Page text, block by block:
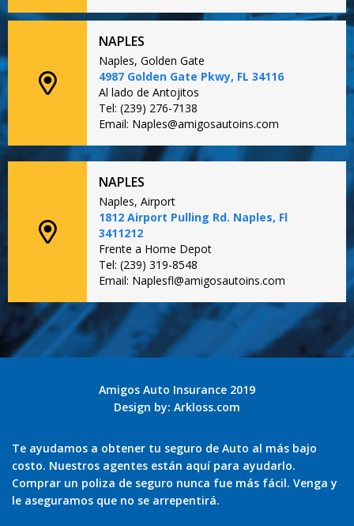
NAPLES
Naples, Golden Gate
4987 Golden Gate Pkwy, FL 34116
Al lado de Antojitos
Tel: (239) 276-7138
Email: Naples@amigosautoins.com
NAPLES
Naples, Airport
1812 Airport Pulling Rd. Naples, Fl
3411212
Frente a Home Depot
Tel: (239) 319-8548
Email: Naplesfl@amigosautoins.com
Amigos Auto Insurance 2019
Design by: Arkloss.com
Te ayudamos a obtener tu seguro de Auto al más bajo
costo. Nuestros agentes están aquí para ayudarlo.
Comprar un poliza de seguro nunca fue más fácil. Venga y
le aseguramos que no se arrepentirá.